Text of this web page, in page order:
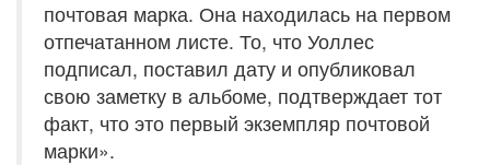
почтовая марка. Она находилась на первом
отпечатанном листе. То, что Уоллес
подписал, поставил дату и опубликовал
свою заметку в альбоме, подтверждает тот
факт, что это первый экземпляр почтовой
марки».